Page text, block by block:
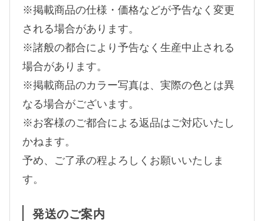
※掲載商品の仕様・価格などが予告なく変更
される場合があります。
※諸般の都合により予告なく生産中止される
場合があります。
※掲載商品のカラー写真は、実際の色とは異
なる場合がございます。
※お客様のご都合による返品はご対応いたし
かねます。
予め、ご了承の程よろしくお願いいたしま
す。
発送のご案内